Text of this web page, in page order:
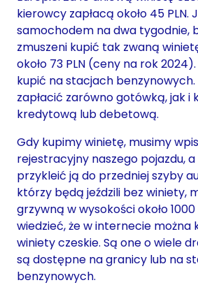
kierowcy zapłacą około 45 PLN.
samochodem na dwa tygodnie,
zmuszeni kupić tak zwaną
około 73 PLN (ceny na rok
kupić na stacjach benzynowych.
zapłacić zarówno gotówką, jak i
kredytową lub debetową.
Gdy kupimy winietę, musimy
rejestracyjny naszego pojazdu,
przykleić ją do przedniej szyby
którzy będą jeździli bez winiety,
grzywną w wysokości około 1000
wiedzieć, że w internecie można
winiety czeskie. Są one o wiele
są dostępne na granicy lub na
benzynowych.